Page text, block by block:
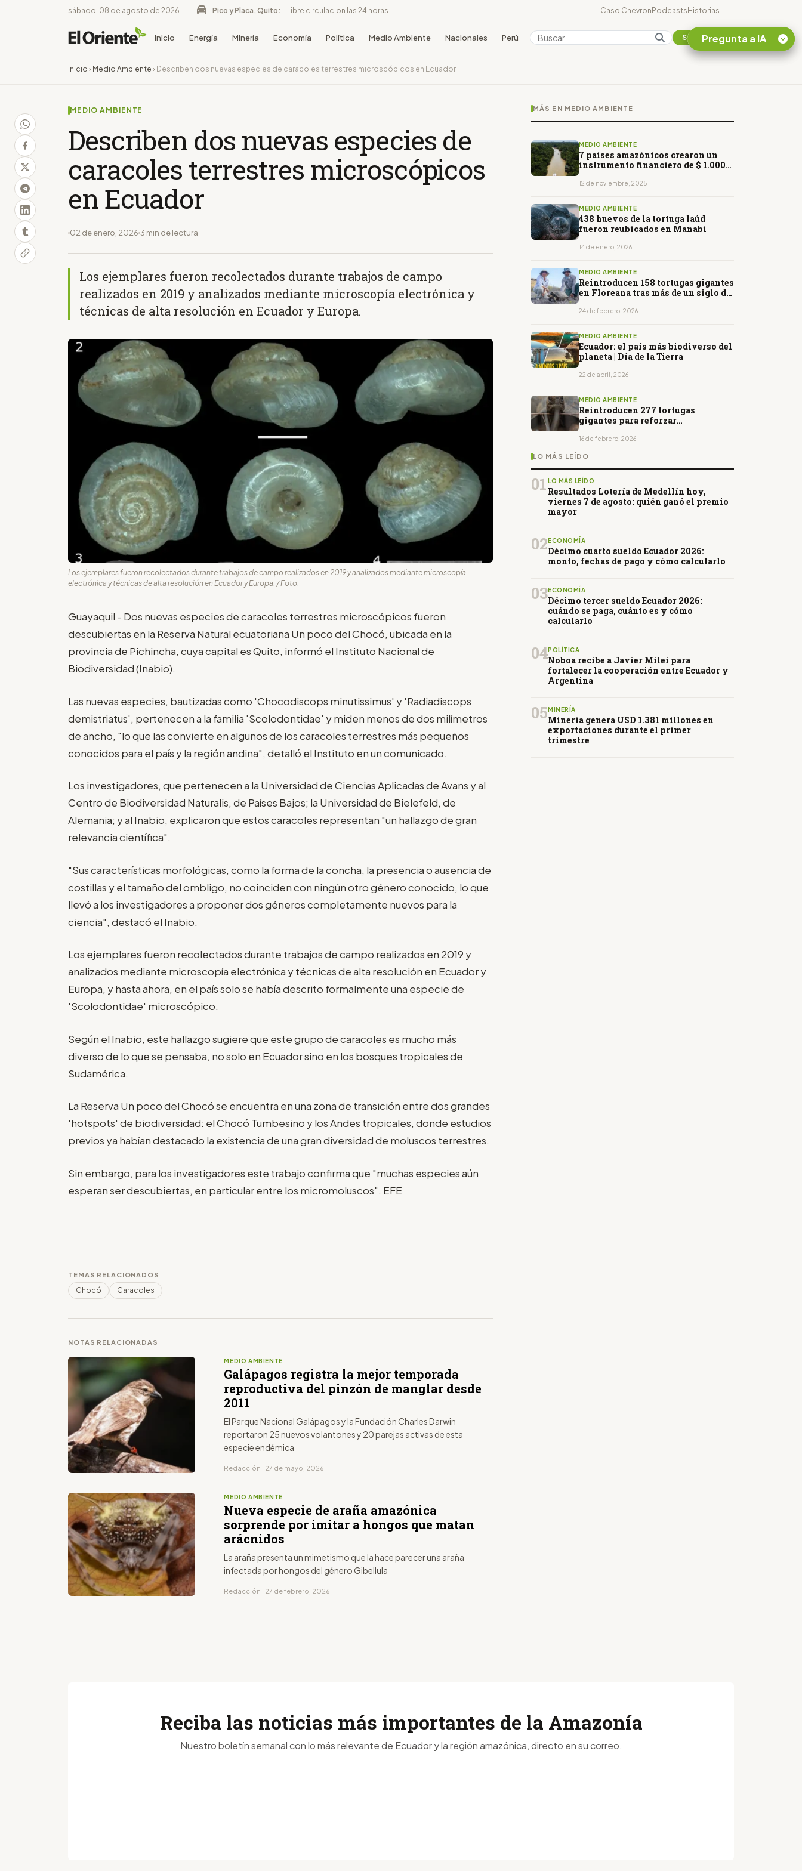
sábado, 08 de agosto de 2026 Pico y Placa, Quito: Libre circulacion las 24 horas Caso ChevronPodcastsHistorias
Inicio Energía Minería Economía Política Medio Ambiente Nacionales Perú Colombia Suscribirse
Inicio › Medio Ambiente › Describen dos nuevas especies de caracoles terrestres microscópicos en Ecuador
MEDIO AMBIENTE
Describen dos nuevas especies de
caracoles terrestres microscópicos
en Ecuador
02 de enero, 2026 3 min de lectura
Los ejemplares fueron recolectados durante trabajos de campo
realizados en 2019 y analizados mediante microscopía electrónica y
técnicas de alta resolución en Ecuador y Europa.
Los ejemplares fueron recolectados durante trabajos de campo realizados en 2019 y analizados mediante microscopía
electrónica y técnicas de alta resolución en Ecuador y Europa. / Foto:
Guayaquil - Dos nuevas especies de caracoles terrestres microscópicos fueron
descubiertas en la Reserva Natural ecuatoriana Un poco del Chocó, ubicada en la
provincia de Pichincha, cuya capital es Quito, informó el Instituto Nacional de
Biodiversidad (Inabio).
Las nuevas especies, bautizadas como 'Chocodiscops minutissimus' y 'Radiadiscops
demistriatus', pertenecen a la familia 'Scolodontidae' y miden menos de dos milímetros
de ancho, "lo que las convierte en algunos de los caracoles terrestres más pequeños
conocidos para el país y la región andina", detalló el Instituto en un comunicado.
Los investigadores, que pertenecen a la Universidad de Ciencias Aplicadas de Avans y al
Centro de Biodiversidad Naturalis, de Países Bajos; la Universidad de Bielefeld, de
Alemania; y al Inabio, explicaron que estos caracoles representan "un hallazgo de gran
relevancia científica".
"Sus características morfológicas, como la forma de la concha, la presencia o ausencia de
costillas y el tamaño del ombligo, no coinciden con ningún otro género conocido, lo que
llevó a los investigadores a proponer dos géneros completamente nuevos para la
ciencia", destacó el Inabio.
Los ejemplares fueron recolectados durante trabajos de campo realizados en 2019 y
analizados mediante microscopía electrónica y técnicas de alta resolución en Ecuador y
Europa, y hasta ahora, en el país solo se había descrito formalmente una especie de
'Scolodontidae' microscópico.
Según el Inabio, este hallazgo sugiere que este grupo de caracoles es mucho más
diverso de lo que se pensaba, no solo en Ecuador sino en los bosques tropicales de
Sudamérica.
La Reserva Un poco del Chocó se encuentra en una zona de transición entre dos grandes
'hotspots' de biodiversidad: el Chocó Tumbesino y los Andes tropicales, donde estudios
previos ya habían destacado la existencia de una gran diversidad de moluscos terrestres.
Sin embargo, para los investigadores este trabajo confirma que "muchas especies aún
esperan ser descubiertas, en particular entre los micromoluscos". EFE
TEMAS RELACIONADOS
Chocó Caracoles
NOTAS RELACIONADAS
MEDIO AMBIENTE
Galápagos registra la mejor temporada
reproductiva del pinzón de manglar desde
2011
El Parque Nacional Galápagos y la Fundación Charles Darwin
reportaron 25 nuevos volantones y 20 parejas activas de esta
especie endémica
Redacción · 27 de mayo, 2026
MEDIO AMBIENTE
Nueva especie de araña amazónica
sorprende por imitar a hongos que matan
arácnidos
La araña presenta un mimetismo que la hace parecer una araña
infectada por hongos del género Gibellula
Redacción · 27 de febrero, 2026
MÁS EN MEDIO AMBIENTE
MEDIO AMBIENTE
7 países amazónicos crearon un
instrumento financiero de $ 1.000
12 de noviembre, 2025
MEDIO AMBIENTE
438 huevos de la tortuga laúd
fueron reubicados en Manabí
14 de enero, 2026
MEDIO AMBIENTE
Reintroducen 158 tortugas gigantes
en Floreana tras más de un siglo de
24 de febrero, 2026
MEDIO AMBIENTE
Ecuador: el país más biodiverso del
planeta | Día de la Tierra
22 de abril, 2026
MEDIO AMBIENTE
Reintroducen 277 tortugas
gigantes para reforzar
Ecuador
16 de febrero, 2026
LO MÁS LEÍDO
01 LO MÁS LEÍDO
Resultados Lotería de Medellín hoy,
viernes 7 de agosto: quién ganó el premio
mayor
02 ECONOMÍA
Décimo cuarto sueldo Ecuador 2026:
monto, fechas de pago y cómo calcularlo
03ECONOMÍA
Décimo tercer sueldo Ecuador 2026:
cuándo se paga, cuánto es y cómo
calcularlo
04POLÍTICA
Noboa recibe a Javier Milei para
fortalecer la cooperación entre Ecuador y
Argentina
05 MINERÍA
Minería genera USD 1.381 millones en
exportaciones durante el primer
trimestre
Pregunta a IA
¿En que consiste la
Reciba las noticias más importantes de la Amazonía
Nuestro boletín semanal con lo más relevante de Ecuador y la región amazónica, directo en su correo.